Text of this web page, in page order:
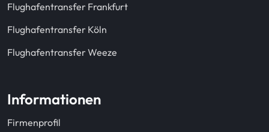
Flughafentransfer Frankfurt
Flughafentransfer Köln
Flughafentransfer Weeze
Informationen
Firmenprofil